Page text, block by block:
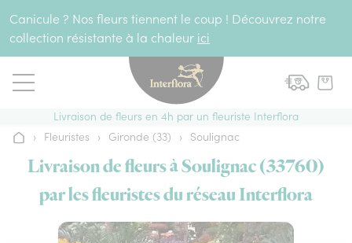
Canicule ? Nos fleurs tiennent le coup ! Découvrez notre
collection résistante à la chaleur ici
Livraison de fleurs en 4h par un fleuriste Interflora
Accueil
› Fleuristes › Gironde (33) › Soulignac
Livraison de fleurs à Soulignac (33760)
par les fleuristes du réseau Interflora